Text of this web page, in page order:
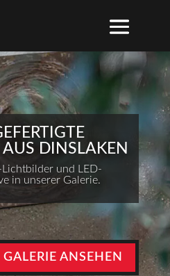
DINSLAKEN
Lichtbilder und LED-
in unserer Galerie.
GALERIE ANSEHEN